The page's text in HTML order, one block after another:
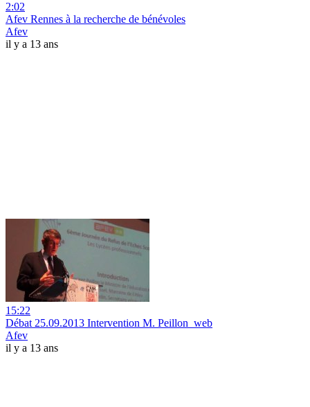
2:02
Afev Rennes à la recherche de bénévoles
Afev
il y a 13 ans
15:22
Débat 25.09.2013 Intervention M. Peillon_web
Afev
il y a 13 ans